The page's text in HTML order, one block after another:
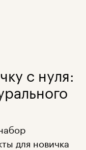
с нуля:
для новичка